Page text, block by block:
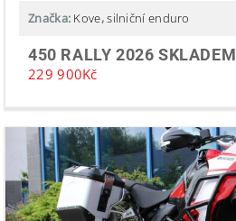
Značka: Kove,silniční enduro
450 RALLY 2026 SKLADEM
229 900Kč